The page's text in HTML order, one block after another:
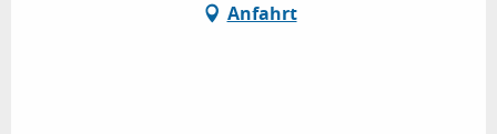
Anfahrt